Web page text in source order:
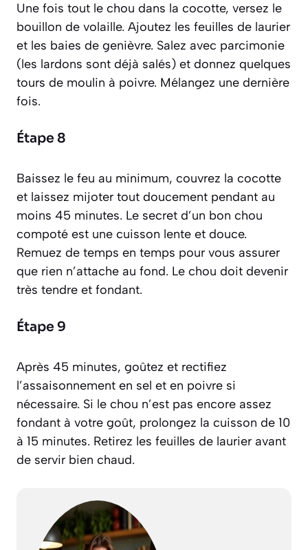
Une fois tout le chou dans la cocotte, versez le
bouillon de volaille. Ajoutez les feuilles de laurier
et les baies de genièvre. Salez avec parcimonie
(les lardons sont déjà salés) et donnez quelques
tours de moulin à poivre. Mélangez une dernière
fois.
Étape 8
Baissez le feu au minimum, couvrez la cocotte
et laissez mijoter tout doucement pendant au
moins 45 minutes. Le secret d’un bon chou
compoté est une cuisson lente et douce.
Remuez de temps en temps pour vous assurer
que rien n’attache au fond. Le chou doit devenir
très tendre et fondant.
Étape 9
Après 45 minutes, goûtez et rectifiez
l’assaisonnement en sel et en poivre si
nécessaire. Si le chou n’est pas encore assez
fondant à votre goût, prolongez la cuisson de 10
à 15 minutes. Retirez les feuilles de laurier avant
de servir bien chaud.